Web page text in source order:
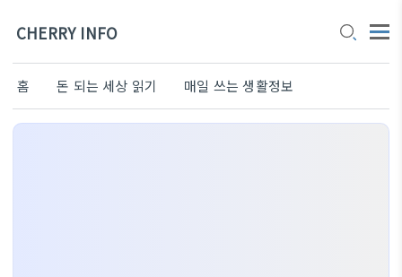
CHERRY INFO
홈 돈 되는 세상 읽기 매일 쓰는 생활정보